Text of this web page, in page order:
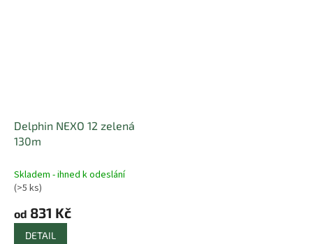
Delphin NEXO 12 zelená
130m
Skladem - ihned k odeslání
(>5 ks)
od 831 Kč
DETAIL